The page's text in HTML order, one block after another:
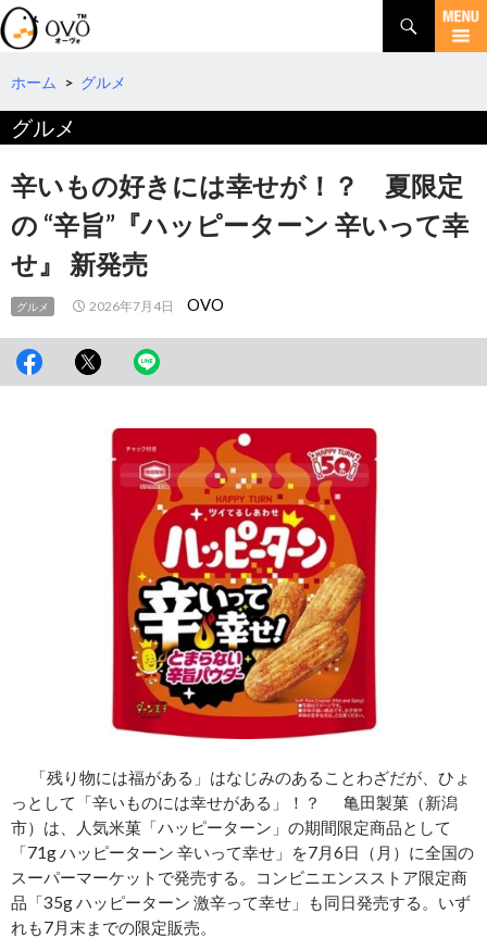
検
索
コ
テ
ツ
へ
移
動
ホーム > グルメ
グルメ
辛いもの好きには幸せが！？ 夏限定
の “辛旨”『ハッピーターン 辛いって幸
せ』 新発売
グルメ 2026年7月4日 OVO
「残り物には福がある」はなじみのあることわざだが、ひょ
っとして「辛いものには幸せがある」！？ 亀田製菓（新潟
市）は、人気米菓「ハッピーターン」の期間限定商品として
「71g ハッピーターン 辛いって幸せ」を7月6日（月）に全国の
スーパーマーケットで発売する。コンビニエンスストア限定商
品「35g ハッピーターン 激辛って幸せ」も同日発売する。いず
れも7月末までの限定販売。